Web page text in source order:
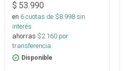
$ 53.990
en 6cuotas de $8.998sin
interés
ahorras $2.160 por
transferencia.
Disponible